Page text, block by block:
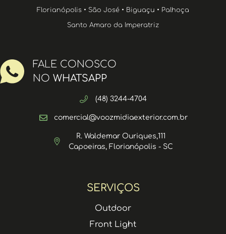
SERVIÇOS
Outdoor
Front Light
Florianópolis • São José • Biguaçu • Palhoça
Santo Amaro da Imperatriz
FALE CONOSCO
NO WHATSAPP
(48) 3244-4704
comercial@voozmidiaexterior.com.br
R. Waldemar Ouriques,111
Capoeiras, Florianópolis - SC